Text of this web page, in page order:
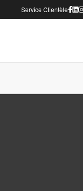
Service Clientèle